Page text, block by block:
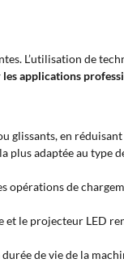
L’utilisation de
applications
glissants, en
adaptée au type
opérations de
le projecteur LED
de vie de la